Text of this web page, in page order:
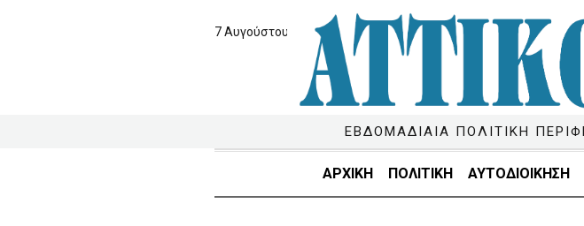
7 Αυγούστου 2026
ΕΒΔΟΜΑΔΙΑΙΑ ΠΟΛΙΤΙΚΗ
ΑΡΧΙΚΗ ΠΟΛΙΤΙΚΗ ΑΥΤΟΔΙΟΙΚΗΣΗ